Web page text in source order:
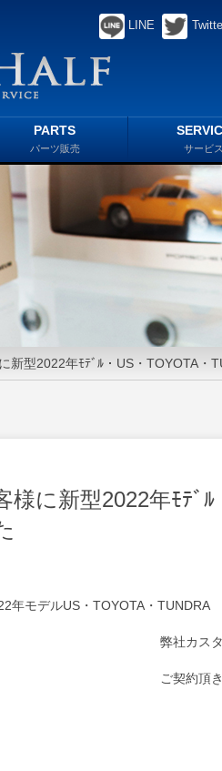
LINE
PARTS
パーツ販売 サービス
新型2022年ﾓﾃﾞﾙ・US・TOYOTA・
様に新型2022年ﾓﾃﾞ
年モデルUS・TOYOTA・
弊社カス
ご契約頂